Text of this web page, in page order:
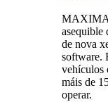
MAXIMA
asequible
de nova
software.
vehículos
máis de
operar.